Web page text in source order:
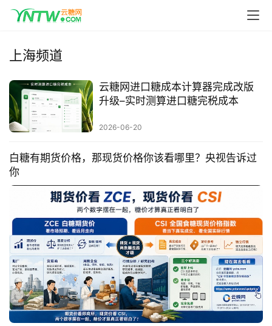
上海频道
云糖网进口糖成本计算器完成改版
升级–实时测算进口糖完税成本
2026-06-20
白糖有期货价格，那现货价格你该看哪里？央视告诉过
你